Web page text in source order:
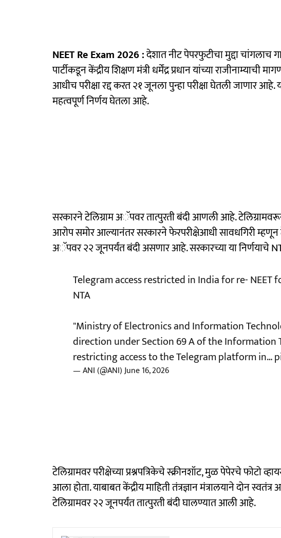
NEET Re Exam 2026 :देशात नीट पेपरफुटीचा मुद्दा चांगलाच
पार्टीकडून केंद्रीय शिक्षण मंत्री धर्मेंद्र प्रधान यांच्या
आधीच परीक्षा रद्द करत २१ जूनला पुन्हा परीक्षा घेतली जाणार
महत्वपूर्ण निर्णय घेतला आहे.
सरकारने टेलिग्राम अॅपवर तात्पुरती बंदी आणली आहे.
आरोप समोर आल्यानंतर सरकारने फेरपरीक्षेआधी सावधगिरी म्हणून
अॅपवर २२ जूनपर्यंत बंदी असणार आहे. सरकारच्या या
Telegram access restricted in India for re-
NTA
"Ministry of Electronics and Information
direction under Section 69 A of the Information
restricting access to the Telegram platform in…
— ANI (@ANI)June 16, 2026
टेलिग्रामवर परीक्षेच्या प्रश्नपत्रिकेचे स्क्रीनशॉट, मुळ पेपेरचे फोटो
आला होता. याबाबत केंद्रीय माहिती तंत्रज्ञान मंत्रालयाने दोन
टेलिग्रामवर २२ जूनपर्यंत तात्पुरती बंदी घालण्यात आली आहे.